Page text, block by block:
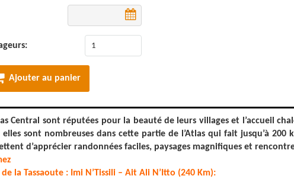
Ajouter au panier
Central sont réputées pour la beauté de leurs villages et l’accueil
sont nombreuses dans cette partie de l’Atlas qui fait jusqu’à 200
d’apprécier randonnées faciles, paysages magnifiques et
la Tassaoute : Imi N’Tissili – Ait Ali N’Itto (240 Km):